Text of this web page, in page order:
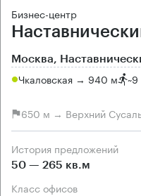
Бизнес-центр
Москва,
Чкаловская → 940 м ~9
650 м → Верхний
История предложений
50 — 265 кв.м
Класс офисов